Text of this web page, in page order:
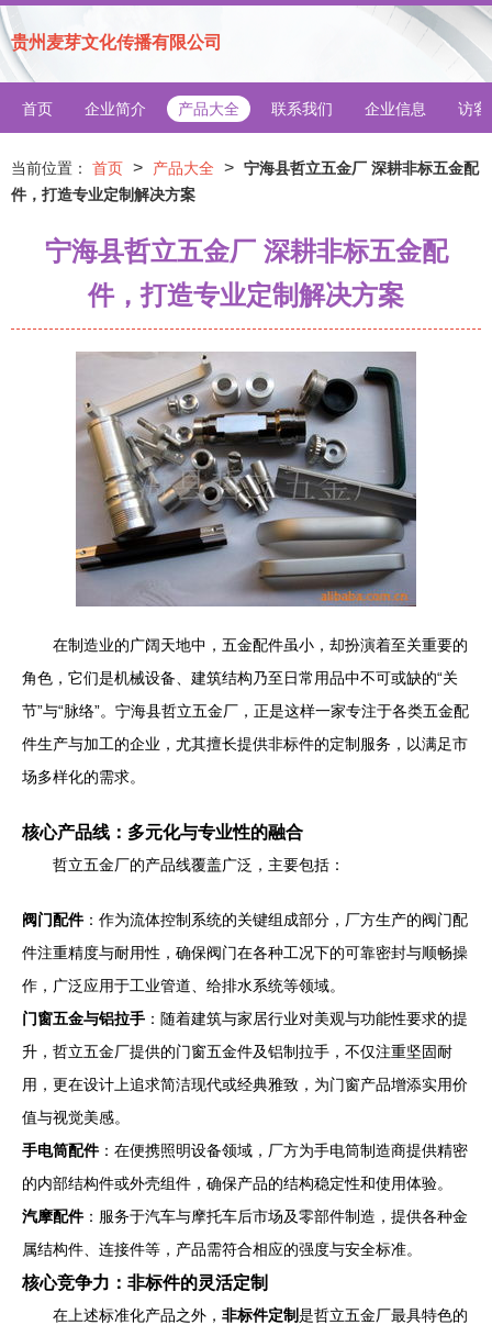
贵州麦芽文化传播有限公司
首页 企业简介 产品大全 联系我们 企业信息 访客
当前位置： 首页 > 产品大全 > 宁海县哲立五金厂 深耕非标五金配
件，打造专业定制解决方案
宁海县哲立五金厂 深耕非标五金配
件，打造专业定制解决方案
在制造业的广阔天地中，五金配件虽小，却扮演着至关重要的
角色，它们是机械设备、建筑结构乃至日常用品中不可或缺的“关
节”与“脉络”。宁海县哲立五金厂，正是这样一家专注于各类五金配
件生产与加工的企业，尤其擅长提供非标件的定制服务，以满足市
场多样化的需求。
核心产品线：多元化与专业性的融合
哲立五金厂的产品线覆盖广泛，主要包括：
阀门配件：作为流体控制系统的关键组成部分，厂方生产的阀门配
件注重精度与耐用性，确保阀门在各种工况下的可靠密封与顺畅操
作，广泛应用于工业管道、给排水系统等领域。
门窗五金与铝拉手 ：随着建筑与家居行业对美观与功能性要求的提
升，哲立五金厂提供的门窗五金件及铝制拉手，不仅注重坚固耐
用，更在设计上追求简洁现代或经典雅致，为门窗产品增添实用价
值与视觉美感。
手电筒配件：在便携照明设备领域，厂方为手电筒制造商提供精密
的内部结构件或外壳组件，确保产品的结构稳定性和使用体验。
汽摩配件：服务于汽车与摩托车后市场及零部件制造，提供各种金
属结构件、连接件等，产品需符合相应的强度与安全标准。
核心竞争力：非标件的灵活定制
在上述标准化产品之外， 非标件定制是哲立五金厂最具特色的